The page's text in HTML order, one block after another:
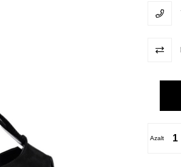
Azalt